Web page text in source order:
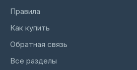
Правила
Как купить
Обратная связь
Все разделы